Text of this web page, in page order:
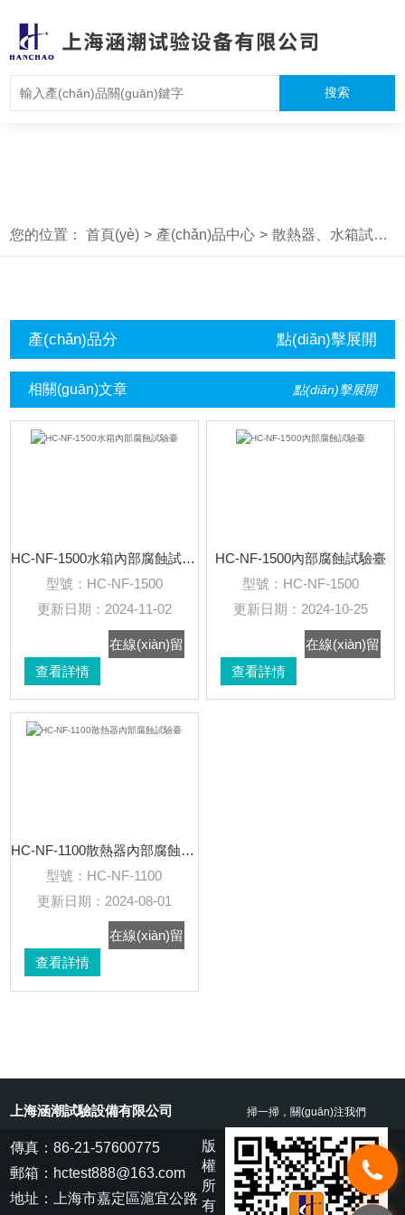
您的位置：首頁(yè) > 產(chǎn)品中心 > 散熱器、水箱試驗設備
產(chǎn)品分
類(lèi)
點(diǎn)擊展開
相關(guān)文章 點(diǎn)擊展開
(kāi)+
HC-NF-1500水箱內部腐蝕試驗臺
型號： HC-NF-1500
更新日期： 2024-11-02
查看詳情
在線(xiàn)留
HC-NF-1500內部腐蝕試驗臺
型號： HC-NF-1500
更新日期： 2024-10-25
查看詳情
在線(xiàn)留
HC-NF-1100散熱器內部腐蝕試驗臺
型號： HC-NF-1100
更新日期： 2024-08-01
查看詳情
在線(xiàn)留
上海涵潮試驗設備有限公司
傳真：86-21-57600775
郵箱：hctest888@163.com
地址：上海市嘉定區滬宜公路
掃一掃，關(guān)注我們
版
權
所
有